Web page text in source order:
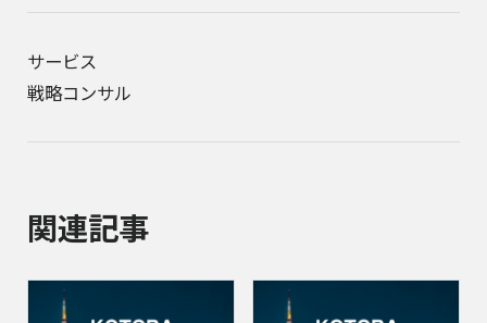
サービス
戦略コンサル
関連記事